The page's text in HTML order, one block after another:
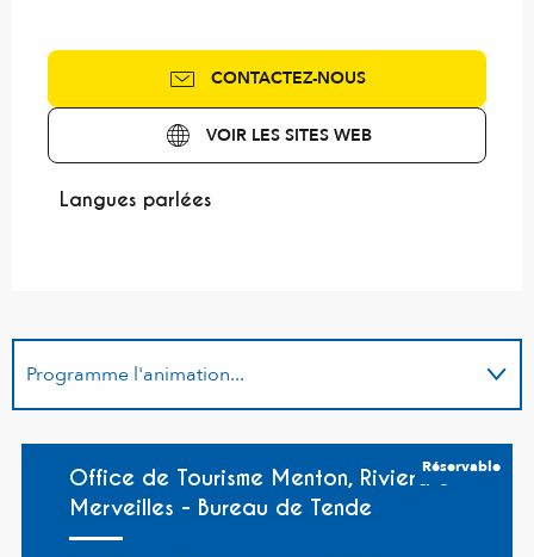
CONTACTEZ-NOUS
VOIR LES SITES WEB
Langues parlées
Langues parlées
Programme l'animation...
Est organisé dans le cadre de ...
Office de Tourisme Menton, Riviera &
Merveilles - Bureau de Tende
Réservable